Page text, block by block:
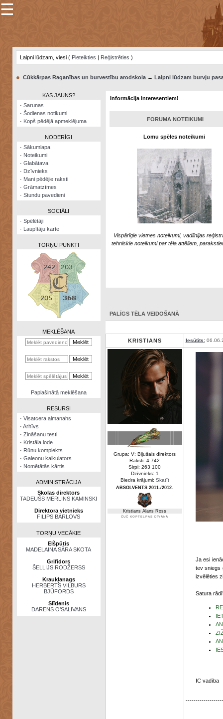
×
Šodienas
notikumi
Visatcera
almanahs
Arhīvs
Zināšanu
kalkulators
Nomētātās
☰
Laipni lūdzam, viesi ( Pieteikties | Reģistrēties )
● Cūkkārpas Raganības un burvestību arodskola→ Laipni lūdzam burvju
KAS JAUNS?
· Sarunas
· Šodienas notikumi
· Kopš pēdējā apmeklējuma
NODERĪGI
· Sākumlapa
· Noteikumi
· Glabātava
· Dzīvnieks
· Mani pēdējie raksti
· Grāmatzīmes
· Stundu pavedieni
SOCIĀLI
· Spēlētāji
· Laupītāju karte
TORŅU PUNKTI
MEKLĒŠANA
Paplašinātā meklēšana
RESURSI
· Visatcera almanahs
· Arhīvs
· Zināšanu testi
· Kristāla lode
· Rūnu komplekts
· Galeonu kalkulators
· Nomētātās kārtis
ADMINISTRĀCIJA
Skolas direktors
TADEUŠS MERLINS KAMINSKI
Direktora vietnieks
FILIPS BĀRLOVS
TORŅU VECĀKIE
Elšpūtis
MADELAINA SĀRA SKOTA
Grifidors
ŠELLIJS RODŽERSS
Kraukļanags
HERBERTS VILBURS
BJŪFORDS
Slīdenis
DARENS O’SALIVANS
Informācija interesentiem!
FORUMA NOTEIKUMI
Lomu spēles noteikumi
Vispārīgie vietnes noteikumi, vadlīnijas
tehniskie noteikumi par tēla attēliem,
PALĪGS TĒLA VEIDOŠANĀ
KRISTIANS Iesūtīts:
Grupa: V: Bijušais direktors
Raksti: 4 742
Sirpi: 263 100
Dzīvnieks: 1
Biedra krājumi: Skatīt
ABSOLVENTS 2011./2012.
Kristians Alans Ross
ČUČ KOPTELPAS DĪVĀNĀ
Ja esi
tev sniegs
izvēlēties
Satura
IC vadība